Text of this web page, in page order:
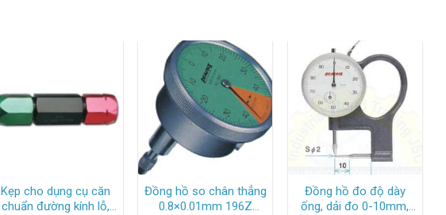
Kẹp cho dụng cụ căn
chuẩn đường kính lỗ,
Đồng hồ so chân thẳng
0.8×0.01mm 196Z
Đồng hồ đo độ dày
ống, dải đo 0-10mm,